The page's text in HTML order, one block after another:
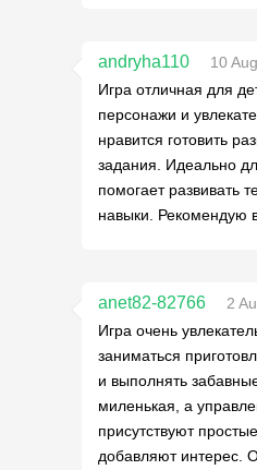
andryha110
10
Игра отличная для
персонажи и
нравится готовить
задания. Идеально
помогает развивать
навыки. Рекомендую
anet82-82766
2
Игра очень
заниматься
и выполнять
миленькая, а
присутствуют
добавляют интерес.